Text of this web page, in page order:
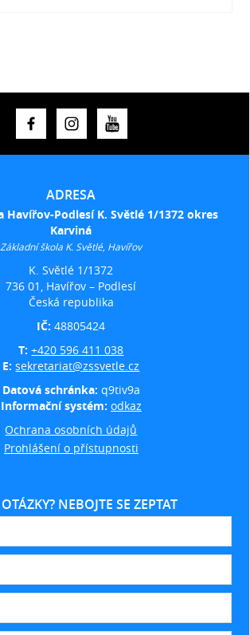
ADRESA
Havířov-Podlesí K. Světlé 1/1372 okres
Karviná
Základní škola K. Světlé, Havířov
K. Světlé 1/1372
736 01, Havířov – Podlesí
Česká republika
IČ:48805424
T:+420 596 411 038
E:sekretariat@zssvetle.cz
Datová schránka: q9tiv9a
Informační systém: odkaz
Ochrana osobních údajů
Prohlášení o přístupnosti
NEBOJTE SE ZEPTAT